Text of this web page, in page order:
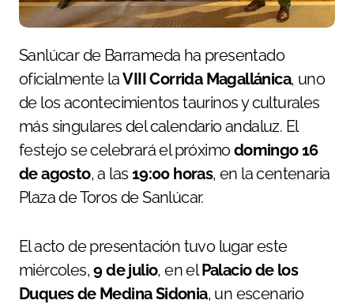
Sanlúcar de Barrameda ha presentado
oficialmente laVIII Corrida Magallánica, uno
de los acontecimientos taurinos y culturales
más singulares del calendario andaluz. El
festejo se celebrará el próximodomingo 16
de agosto, a las 19:00 horas, en la centenaria
Plaza de Toros de Sanlúcar.
El acto de presentación tuvo lugar este
miércoles,9 de julio, en elPalacio de los
Duques de Medina Sidonia, un escenario